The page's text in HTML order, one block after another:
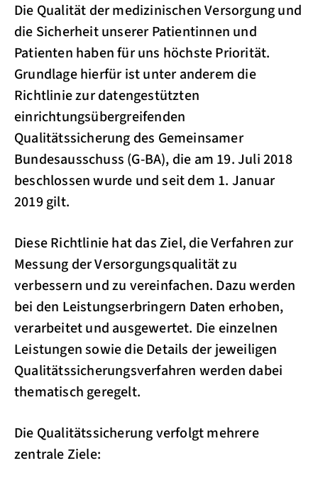
Die Qualität der medizinischen Versorgung und
die Sicherheit unserer Patientinnen und
Patienten haben für uns höchste Priorität.
Grundlage hierfür ist unter anderem die
Richtlinie zur datengestützten
einrichtungsübergreifenden
Qualitätssicherung des Gemeinsamer
Bundesausschuss (G-BA), die am 19. Juli 2018
beschlossen wurde und seit dem 1. Januar
2019 gilt.
Diese Richtlinie hat das Ziel, die Verfahren zur
Messung der Versorgungsqualität zu
verbessern und zu vereinfachen. Dazu werden
bei den Leistungserbringern Daten erhoben,
verarbeitet und ausgewertet. Die einzelnen
Leistungen sowie die Details der jeweiligen
Qualitätssicherungsverfahren werden dabei
thematisch geregelt.
Die Qualitätssicherung verfolgt mehrere
zentrale Ziele: